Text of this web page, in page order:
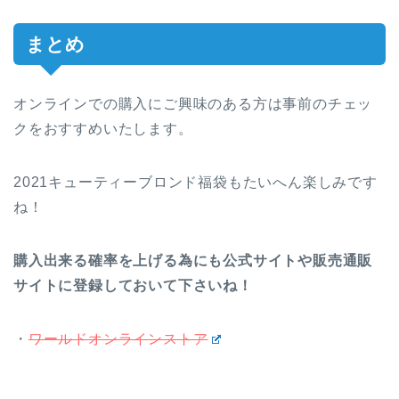
まとめ
オンラインでの購入にご興味のある方は事前のチェッ
クをおすすめいたします。
2021キューティーブロンド福袋もたいへん楽しみです
ね！
購入出来る確率を上げる為にも公式サイトや販売通販
サイトに登録しておいて下さいね！
・ワールドオンラインストア